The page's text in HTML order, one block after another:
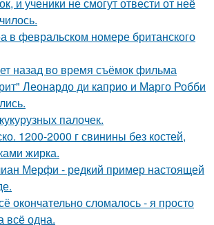
в февральском номере британского
назад во время съёмок фильма
Леонардо ди каприо и Марго Робби
палочек.
1200-2000 г свинины без костей,
жирка.
Мерфи - редкий пример настоящей
окончательно сломалось - я просто
всё одна.